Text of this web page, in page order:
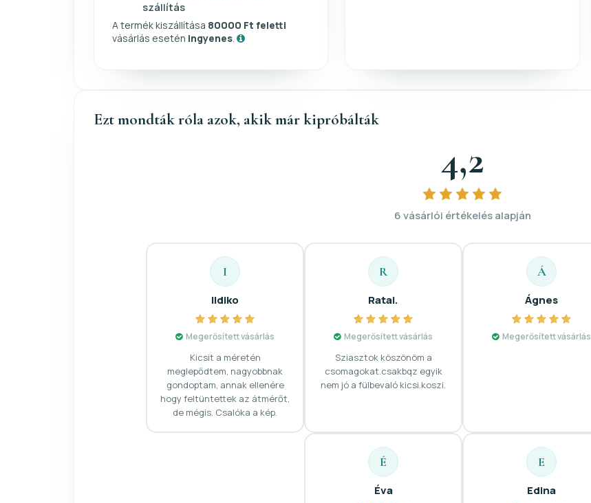
szállítás
A termék kiszállítása 80000 Ft feletti
vásárlás esetén ingyenes.
Ezt mondták róla azok, akik már kipróbálták
4,2
6 vásárlói értékelés alapján
I
Ildiko
Megerősített vásárlás
Kicsit a méretén
meglepődtem, nagyobbnak
gondoptam, annak ellenére
hogy feltüntettek az átmérőt,
de mégis. Csalóka a kép.
R
Ratai.
Megerősített vásárlás
Sziasztok köszönöm a
csomagokat.csakbqz egyik
nem jó a fülbevaló kicsi.koszi.
Á
Ágnes
Megerősített vásárlás
É
Éva
E
Edina